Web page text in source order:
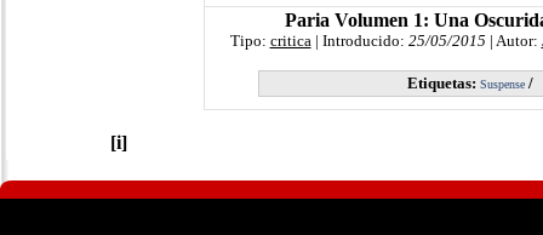
Paria Volumen 1: Una
Tipo: critica| Introducido: 25/05/2015 | Autor:
Etiquetas: Suspense /
[i]